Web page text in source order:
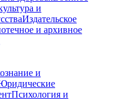
и
Издательское
и архивное
и
Психология и